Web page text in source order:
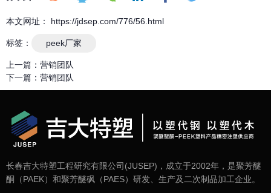
本文网址： https://jdsep.com/776/56.html
标签： peek厂家
上一篇： 营销团队
下一篇： 营销团队
长春吉大特塑工程研究有限公司(JUSEP)，成立于2002年，是聚芳醚
酮（PAEK）和聚芳醚砜（PAES）研发、生产及二次制品加工企业。